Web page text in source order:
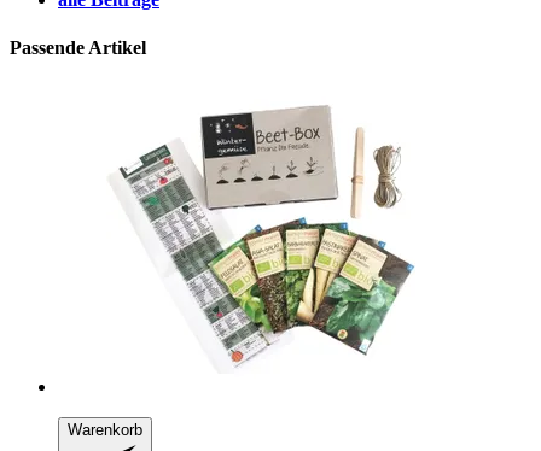
Passende Artikel
Warenkorb